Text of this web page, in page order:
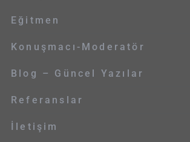
Eğitmen
Konuşmacı-Moderatör
Blog – Güncel Yazılar
Referanslar
İletişim